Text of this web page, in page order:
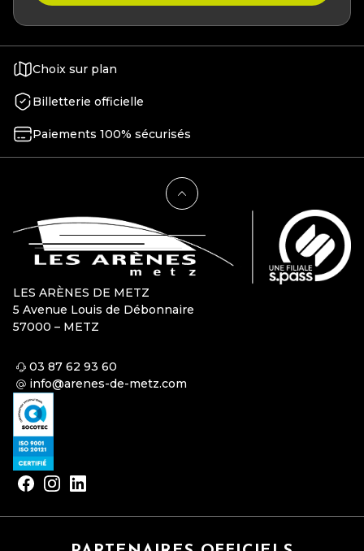
Choix sur plan
Billetterie officielle
Paiements 100% sécurisés
LES ARÈNES DE METZ
5 Avenue Louis de Débonnaire
57000 – METZ
03 87 62 93 60
info@arenes-de-metz.com